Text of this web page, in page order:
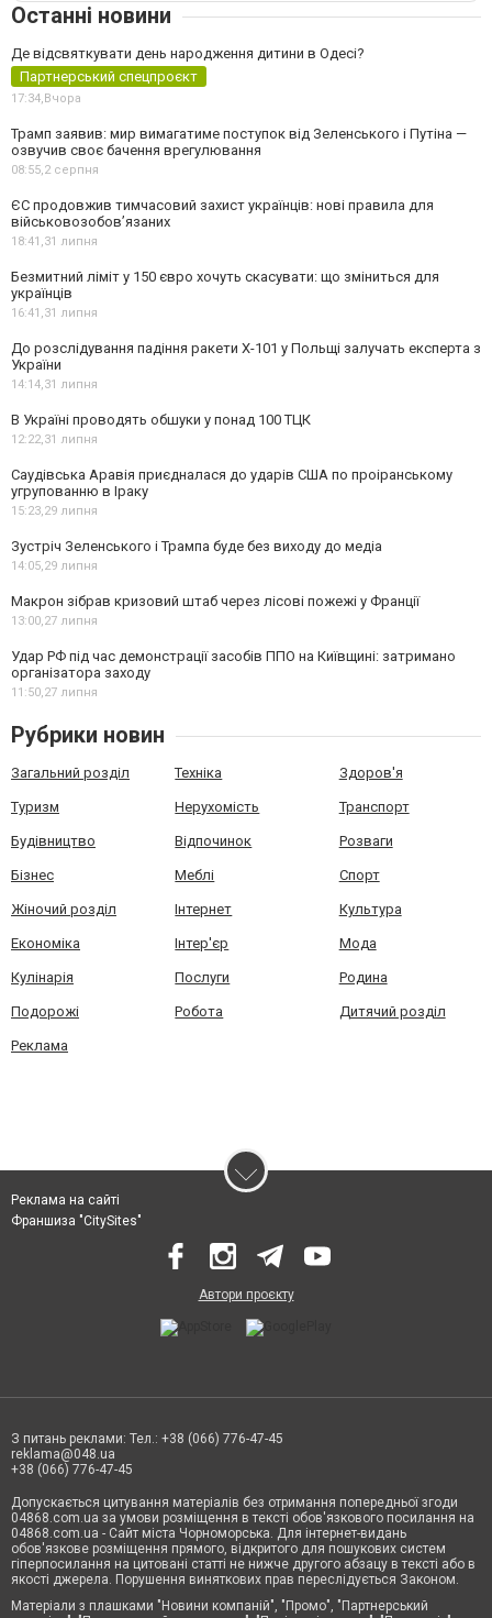
Останні новини
Де відсвяткувати день народження дитини в Одесі?
Партнерський спецпроєкт
17:34,Вчора
Трамп заявив: мир вимагатиме поступок від Зеленського і Путіна —
озвучив своє бачення врегулювання
08:55,2 серпня
ЄС продовжив тимчасовий захист українців: нові правила для
військовозобов’язаних
18:41,31 липня
Безмитний ліміт у 150 євро хочуть скасувати: що зміниться для
українців
16:41,31 липня
До розслідування падіння ракети Х-101 у Польщі залучать експерта з
України
14:14,31 липня
В Україні проводять обшуки у понад 100 ТЦК
12:22,31 липня
Саудівська Аравія приєдналася до ударів США по проіранському
угрупованню в Іраку
15:23,29 липня
Зустріч Зеленського і Трампа буде без виходу до медіа
14:05,29 липня
Макрон зібрав кризовий штаб через лісові пожежі у Франції
13:00,27 липня
Удар РФ під час демонстрації засобів ППО на Київщині: затримано
організатора заходу
11:50,27 липня
Рубрики новин
Загальний розділ Техніка Здоров'я
Туризм Нерухомість Транспорт
Будівництво Відпочинок Розваги
Бізнес Меблі Спорт
Жіночий розділ Інтернет Культура
Економіка Інтер'єр Мода
Кулінарія Послуги Родина
Подорожі Робота Дитячий розділ
Реклама
Реклама на сайті
Франшиза "CitySites"
Автори проєкту
З питань реклами: Тел.: +38 (066) 776-47-45
reklama@048.ua
+38 (066) 776-47-45
Допускається цитування матеріалів без отримання попередньої згоди
04868.com.ua за умови розміщення в тексті обов'язкового посилання на
04868.com.ua - Сайт міста Чорноморська. Для інтернет-видань
обов'язкове розміщення прямого, відкритого для пошукових систем
гіперпосилання на цитовані статті не нижче другого абзацу в тексті або в
якості джерела. Порушення виняткових прав переслідується Законом.
Матеріали з плашками "Новини компаній", "Промо", "Партнерський